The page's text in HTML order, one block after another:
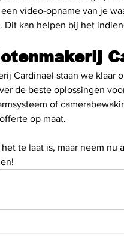
video-opname van je
Dit kan helpen bij het
Cardinael staan we
de beste oplossingen
of
op maat.
te laat is, maar neem nu